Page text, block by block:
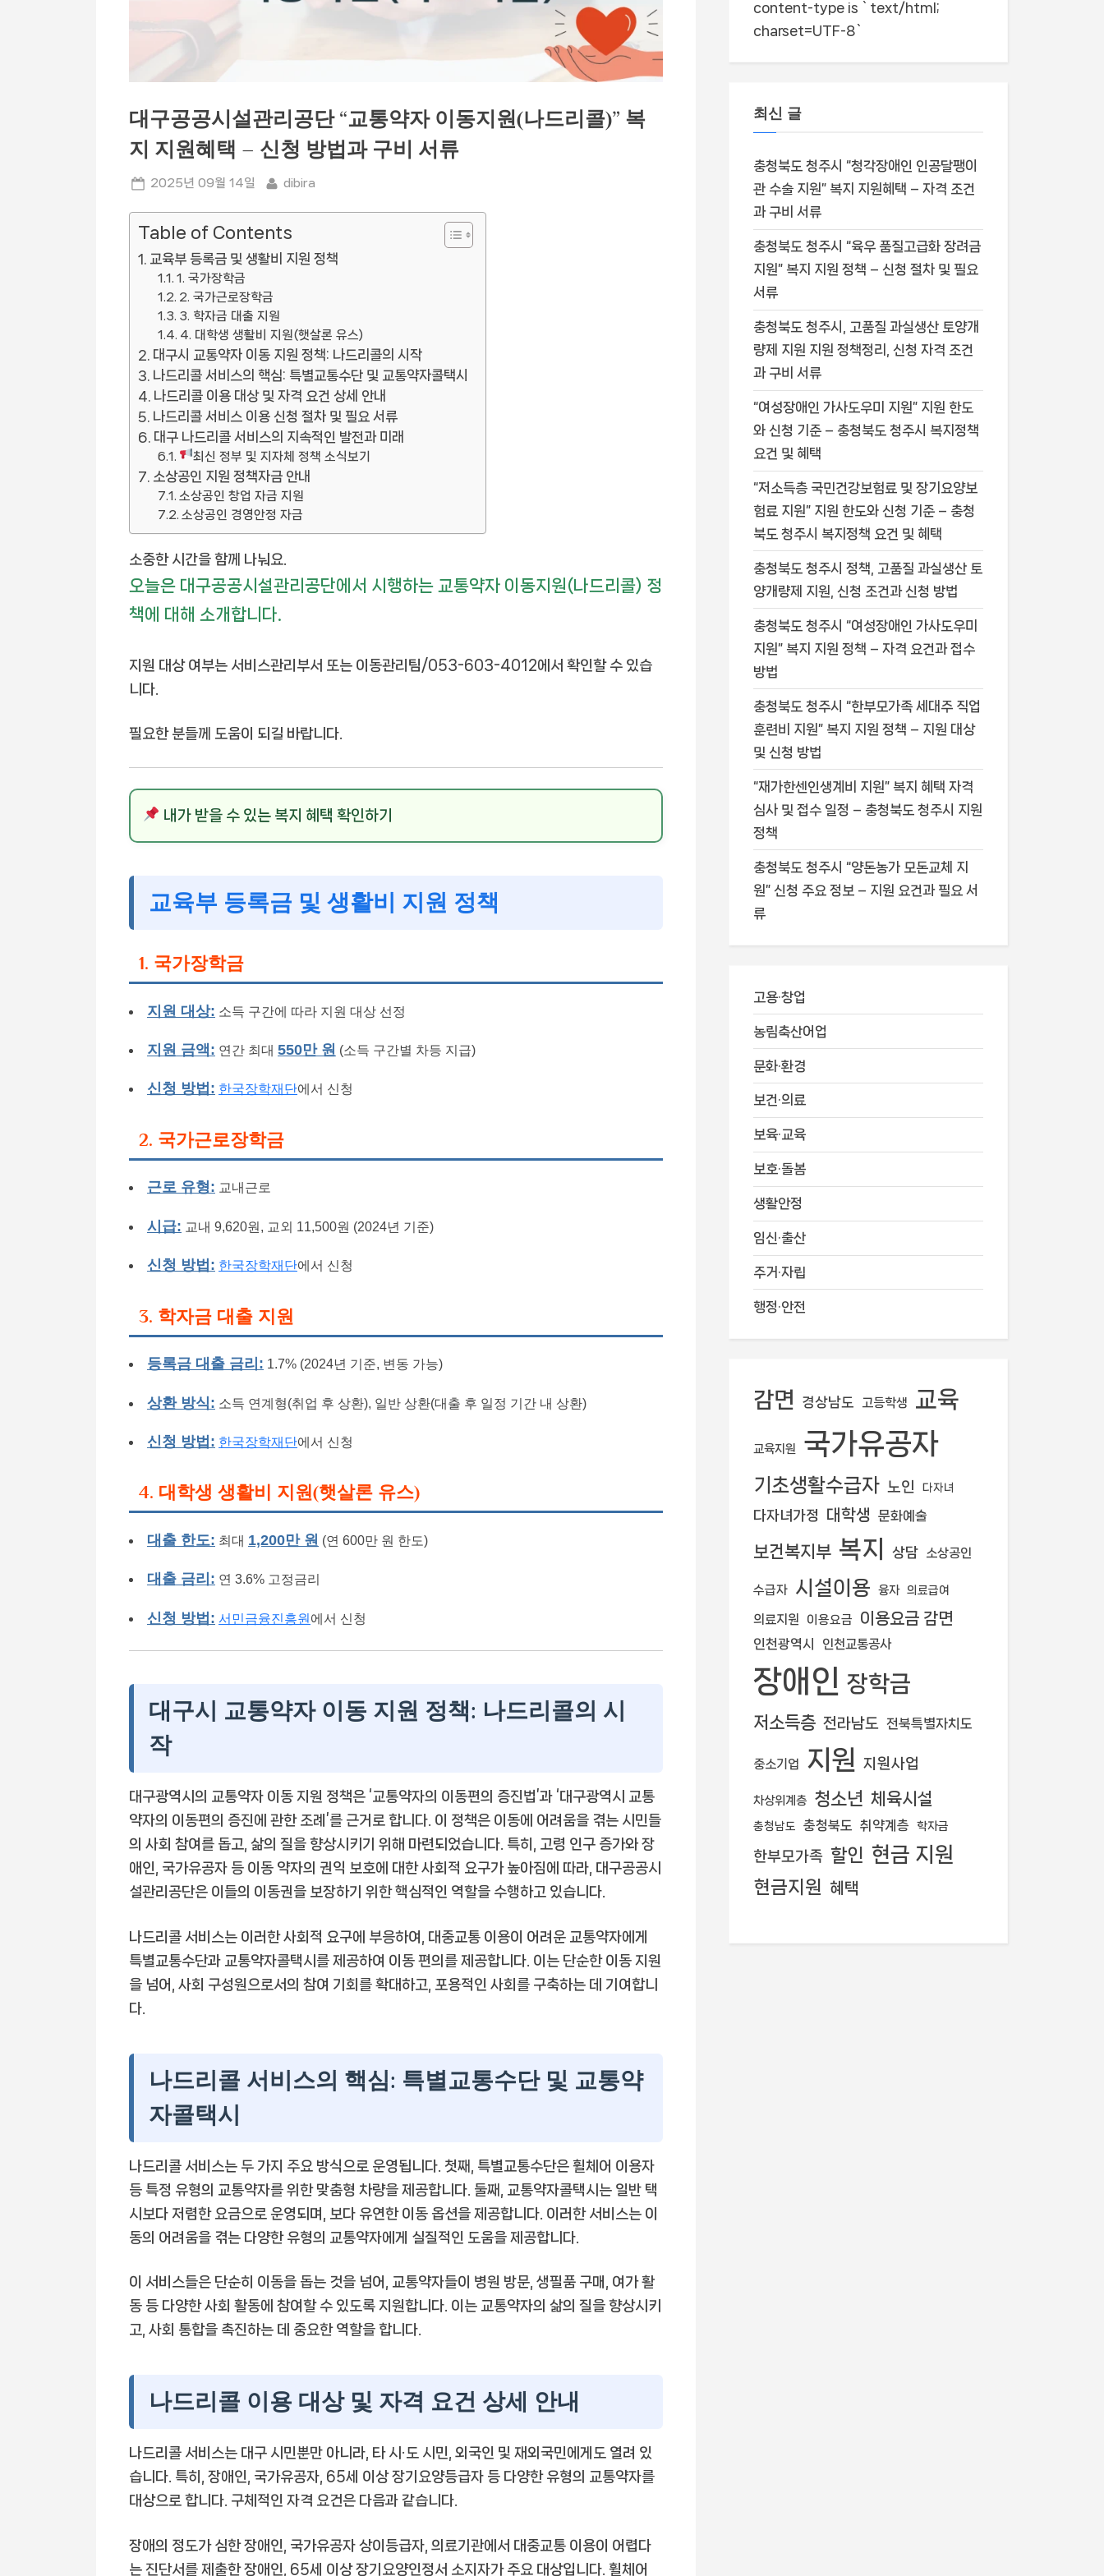
대구공공시설관리공단 “교통약자 이동지원(나드리콜)” 복
지 지원혜택 – 신청 방법과 구비 서류
Posted
2025년 09월 14일 By
dibira
Table of Contents
교육부 등록금 및 생활비 지원 정책
1. 국가장학금
2. 국가근로장학금
3. 학자금 대출 지원
4. 대학생 생활비 지원(햇살론 유스)
대구시 교통약자 이동 지원 정책: 나드리콜의 시작
나드리콜 서비스의 핵심: 특별교통수단 및 교통약자콜택시
나드리콜 이용 대상 및 자격 요건 상세 안내
나드리콜 서비스 이용 신청 절차 및 필요 서류
대구 나드리콜 서비스의 지속적인 발전과 미래
최신 정부 및 지자체 정책 소식보기
소상공인 지원 정책자금 안내
소상공인 창업 자금 지원
소상공인 경영안정 자금
소중한 시간을 함께 나눠요.
오늘은 대구공공시설관리공단에서 시행하는 교통약자 이동지원(나드리콜) 정
책에 대해 소개합니다.
지원 대상 여부는 서비스관리부서 또는 이동관리팀/053-603-4012에서 확인할 수 있습
니다.
필요한 분들께 도움이 되길 바랍니다.
내가 받을 수 있는 복지 혜택 확인하기
교육부 등록금 및 생활비 지원 정책
1. 국가장학금
지원 대상: 소득 구간에 따라 지원 대상 선정
지원 금액: 연간 최대 550만 원 (소득 구간별 차등 지급)
신청 방법: 한국장학재단에서 신청
2. 국가근로장학금
근로 유형: 교내근로
시급: 교내 9,620원, 교외 11,500원 (2024년 기준)
신청 방법: 한국장학재단에서 신청
3. 학자금 대출 지원
등록금 대출 금리: 1.7% (2024년 기준, 변동 가능)
상환 방식: 소득 연계형(취업 후 상환), 일반 상환(대출 후 일정 기간 내 상환)
신청 방법: 한국장학재단에서 신청
4. 대학생 생활비 지원(햇살론 유스)
대출 한도: 최대 1,200만 원 (연 600만 원 한도)
대출 금리: 연 3.6% 고정금리
신청 방법: 서민금융진흥원 에서 신청
대구시 교통약자 이동 지원 정책: 나드리콜의 시
작
대구광역시의 교통약자 이동 지원 정책은 ‘교통약자의 이동편의 증진법’과 ‘대구광역시 교통
약자의 이동편의 증진에 관한 조례’를 근거로 합니다. 이 정책은 이동에 어려움을 겪는 시민들
의 사회 참여를 돕고, 삶의 질을 향상시키기 위해 마련되었습니다. 특히, 고령 인구 증가와 장
애인, 국가유공자 등 이동 약자의 권익 보호에 대한 사회적 요구가 높아짐에 따라, 대구공공시
설관리공단은 이들의 이동권을 보장하기 위한 핵심적인 역할을 수행하고 있습니다.
나드리콜 서비스는 이러한 사회적 요구에 부응하여, 대중교통 이용이 어려운 교통약자에게
특별교통수단과 교통약자콜택시를 제공하여 이동 편의를 제공합니다. 이는 단순한 이동 지원
을 넘어, 사회 구성원으로서의 참여 기회를 확대하고, 포용적인 사회를 구축하는 데 기여합니
다.
나드리콜 서비스의 핵심: 특별교통수단 및 교통약
자콜택시
나드리콜 서비스는 두 가지 주요 방식으로 운영됩니다. 첫째, 특별교통수단은 휠체어 이용자
등 특정 유형의 교통약자를 위한 맞춤형 차량을 제공합니다. 둘째, 교통약자콜택시는 일반 택
시보다 저렴한 요금으로 운영되며, 보다 유연한 이동 옵션을 제공합니다. 이러한 서비스는 이
동의 어려움을 겪는 다양한 유형의 교통약자에게 실질적인 도움을 제공합니다.
이 서비스들은 단순히 이동을 돕는 것을 넘어, 교통약자들이 병원 방문, 생필품 구매, 여가 활
동 등 다양한 사회 활동에 참여할 수 있도록 지원합니다. 이는 교통약자의 삶의 질을 향상시키
고, 사회 통합을 촉진하는 데 중요한 역할을 합니다.
나드리콜 이용 대상 및 자격 요건 상세 안내
나드리콜 서비스는 대구 시민뿐만 아니라, 타 시·도 시민, 외국인 및 재외국민에게도 열려 있
습니다. 특히, 장애인, 국가유공자, 65세 이상 장기요양등급자 등 다양한 유형의 교통약자를
대상으로 합니다. 구체적인 자격 요건은 다음과 같습니다.
장애의 정도가 심한 장애인, 국가유공자 상이등급자, 의료기관에서 대중교통 이용이 어렵다
는 진단서를 제출한 장애인, 65세 이상 장기요양인정서 소지자가 주요 대상입니다. 휠체어
content-type is `text/html;
charset=UTF-8`
최신 글
충청북도 청주시 “청각장애인 인공달팽이
관 수술 지원” 복지 지원혜택 – 자격 조건
과 구비 서류
충청북도 청주시 “육우 품질고급화 장려금
지원” 복지 지원 정책 – 신청 절차 및 필요
서류
충청북도 청주시, 고품질 과실생산 토양개
량제 지원 지원 정책정리, 신청 자격 조건
과 구비 서류
“여성장애인 가사도우미 지원” 지원 한도
와 신청 기준 – 충청북도 청주시 복지정책
요건 및 혜택
“저소득층 국민건강보험료 및 장기요양보
험료 지원” 지원 한도와 신청 기준 – 충청
북도 청주시 복지정책 요건 및 혜택
충청북도 청주시 정책, 고품질 과실생산 토
양개량제 지원, 신청 조건과 신청 방법
충청북도 청주시 “여성장애인 가사도우미
지원” 복지 지원 정책 – 자격 요건과 접수
방법
충청북도 청주시 “한부모가족 세대주 직업
훈련비 지원” 복지 지원 정책 – 지원 대상
및 신청 방법
“재가한센인생계비 지원” 복지 혜택 자격
심사 및 접수 일정 – 충청북도 청주시 지원
정책
충청북도 청주시 “양돈농가 모돈교체 지
원” 신청 주요 정보 – 지원 요건과 필요 서
류
고용·창업
농림축산어업
문화·환경
보건·의료
보육·교육
보호·돌봄
생활안정
임신·출산
주거·자립
행정·안전
감면 경상남도 고등학생 교육
교육지원 국가유공자
기초생활수급자 노인 다자녀
다자녀가정 대학생 문화예술
보건복지부 복지 상담 소상공인
수급자 시설이용 융자 의료급여
의료지원 이용요금 이용요금 감면
인천광역시 인천교통공사
장애인 장학금
저소득층 전라남도 전북특별자치도
중소기업 지원 지원사업
차상위계층 청소년 체육시설
충청남도 충청북도 취약계층 학자금
한부모가족 할인 현금 지원
현금지원 혜택